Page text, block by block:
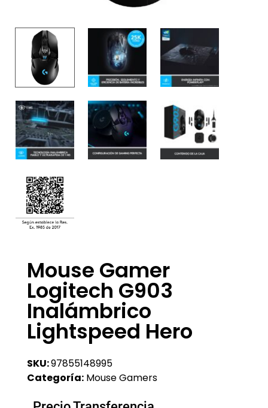
Mouse Gamer
Logitech G903
Inalámbrico
Lightspeed Hero
SKU:97855148995
Categoría: Mouse Gamers